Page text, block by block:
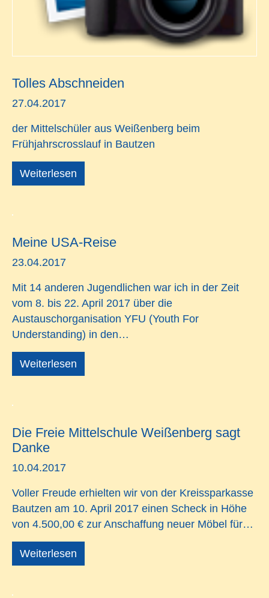
Tolles Abschneiden
27.04.2017
der Mittelschüler aus Weißenberg beim
Frühjahrscrosslauf in Bautzen
Weiterlesen
Meine USA-Reise
23.04.2017
Mit 14 anderen Jugendlichen war ich in der Zeit
vom 8. bis 22. April 2017 über die
Austauschorganisation YFU (Youth For
Understanding) in den…
Weiterlesen
Die Freie Mittelschule Weißenberg sagt
Danke
10.04.2017
Voller Freude erhielten wir von der Kreissparkasse
Bautzen am 10. April 2017 einen Scheck in Höhe
von 4.500,00 € zur Anschaffung neuer Möbel für…
Weiterlesen